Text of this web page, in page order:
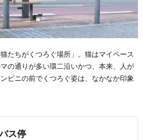
たちがくつろぐ場所」。猫はマイペース
の通りが多い環二沿いかつ、本来、人が
ビニの前でくつろぐ姿は、なかなか印象
ス停